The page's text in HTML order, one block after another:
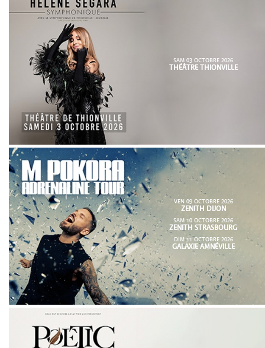
SAM 03 OCTOBRE 2026
THÉÂTRE THIONVILLE
VEN 09 OCTOBRE 2026
ZENITH DIJON
SAM 10 OCTOBRE 2026
ZENITH STRASBOURG
DIM 11 OCTOBRE 2026
GALAXIE AMNÉVILLE